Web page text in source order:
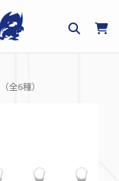
全6種）